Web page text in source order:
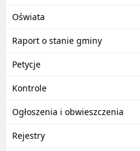
Oświata
Raport o stanie gminy
Petycje
Kontrole
Ogłoszenia i obwieszczenia
Rejestry